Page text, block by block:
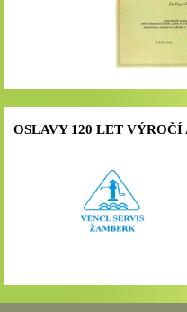
OSLAVY 120 LET